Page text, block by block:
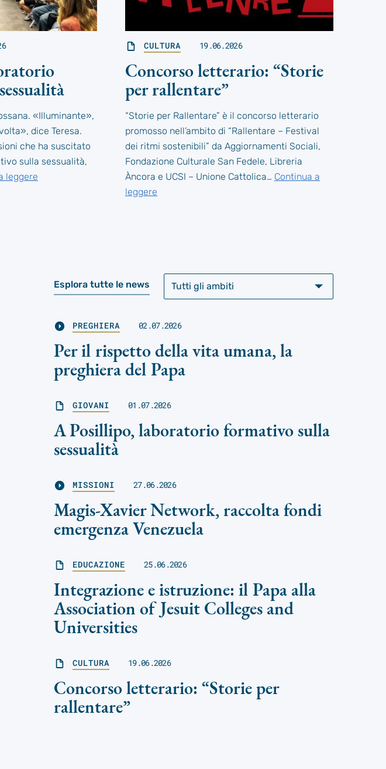
«Illuminante»,
dice Teresa.
che ha suscitato
sulla sessualità,
leggere
CULTURA 19.06.2026
Concorso letterario: “Storie
per rallentare”
“Storie per Rallentare” è il concorso letterario
promosso nell’ambito di “Rallentare – Festival
dei ritmi sostenibili” da Aggiornamenti Sociali,
Fondazione Culturale San Fedele, Libreria
Àncora e UCSI – Unione Cattolica… Continua a
leggere
Esplora tutte le news
PREGHIERA 02.07.2026
Per il rispetto della vita umana, la
preghiera del Papa
GIOVANI 01.07.2026
A Posillipo, laboratorio formativo sulla
sessualità
MISSIONI 27.06.2026
Magis-Xavier Network, raccolta fondi
emergenza Venezuela
EDUCAZIONE 25.06.2026
Integrazione e istruzione: il Papa alla
Association of Jesuit Colleges and
Universities
CULTURA 19.06.2026
Concorso letterario: “Storie per
rallentare”